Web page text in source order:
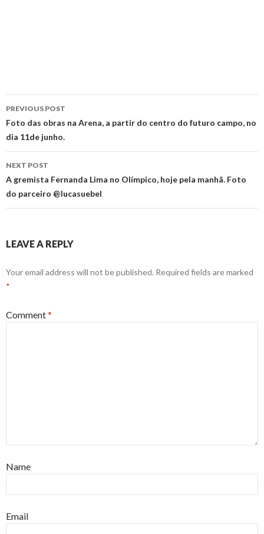
Post
navigation
PREVIOUS POST
Foto das obras na Arena, a partir do centro do futuro campo, no
dia 11de junho.
NEXT POST
A gremista Fernanda Lima no Olímpico, hoje pela manhã. Foto
do parceiro @lucasuebel
LEAVE A REPLY
Your email address will not be published. Required fields are marked
*
Comment*
Name
Email